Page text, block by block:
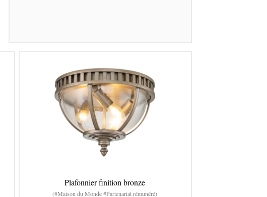
Plafonnier finition bronze
(#Maison du Monde #Partenariat rémunéré)